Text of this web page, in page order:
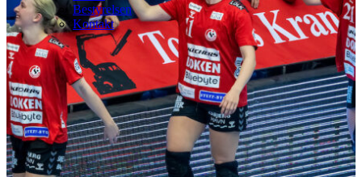
Bestyrelsen
Kontakt